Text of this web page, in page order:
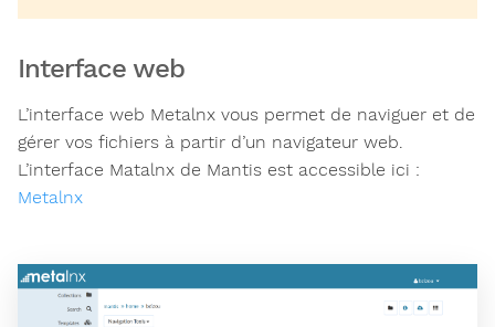
Interface web
L’interface web Metalnx vous permet de naviguer et de
gérer vos fichiers à partir d’un navigateur web.
L’interface Matalnx de Mantis est accessible ici :
Metalnx